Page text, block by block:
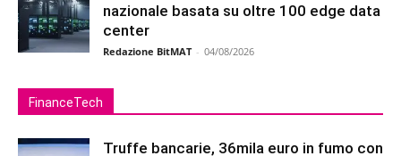
nazionale basata su oltre 100 edge data
center
Redazione BitMAT - 04/08/2026
FinanceTech
Truffe bancarie, 36mila euro in fumo con